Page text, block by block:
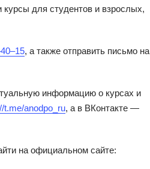
для студентов и взрослых,
, а также отправить письмо на
информацию о курсах и
t.me/anodpo_ru, а в ВКонтакте —
на официальном сайте: